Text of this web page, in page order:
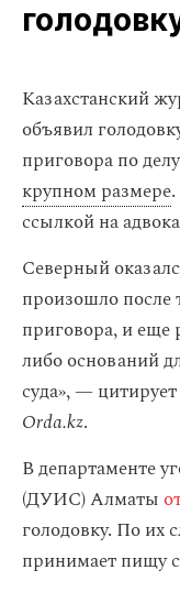
Казахстанский
объявил
приговора по
крупном размере
ссылкой на
Северный
произошло после
приговора, и еще
либо оснований
суда», —
Orda.kz.
В департаменте
(ДУИС) Алматы
голодовку. По их
принимает пищу